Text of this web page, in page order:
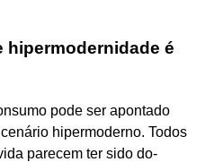
hipermodernidade é
pode ser apontado
hipermoderno. Todos
parecem ter sido do-